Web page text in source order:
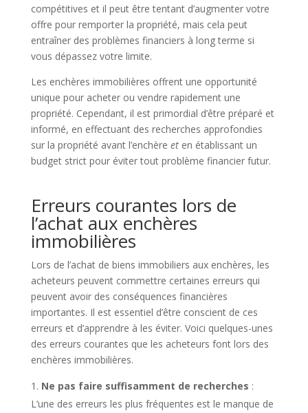
compétitives et il peut être tentant d’augmenter votre
offre pour remporter la propriété, mais cela peut
entraîner des problèmes financiers à long terme si
vous dépassez votre limite.
Les enchères immobilières offrent une opportunité
unique pour acheter ou vendre rapidement une
propriété. Cependant, il est primordial d’être préparé et
informé, en effectuant des recherches approfondies
sur la propriété avant l’enchère eten établissant un
budget strict pour éviter tout problème financier futur.
Erreurs courantes lors de
l’achat aux enchères
immobilières
Lors de l’achat de biens immobiliers aux enchères, les
acheteurs peuvent commettre certaines erreurs qui
peuvent avoir des conséquences financières
importantes. Il est essentiel d’être conscient de ces
erreurs et d’apprendre à les éviter. Voici quelques-unes
des erreurs courantes que les acheteurs font lors des
enchères immobilières.
Ne pas faire suffisamment de recherches :
L’une des erreurs les plus fréquentes est le manque de